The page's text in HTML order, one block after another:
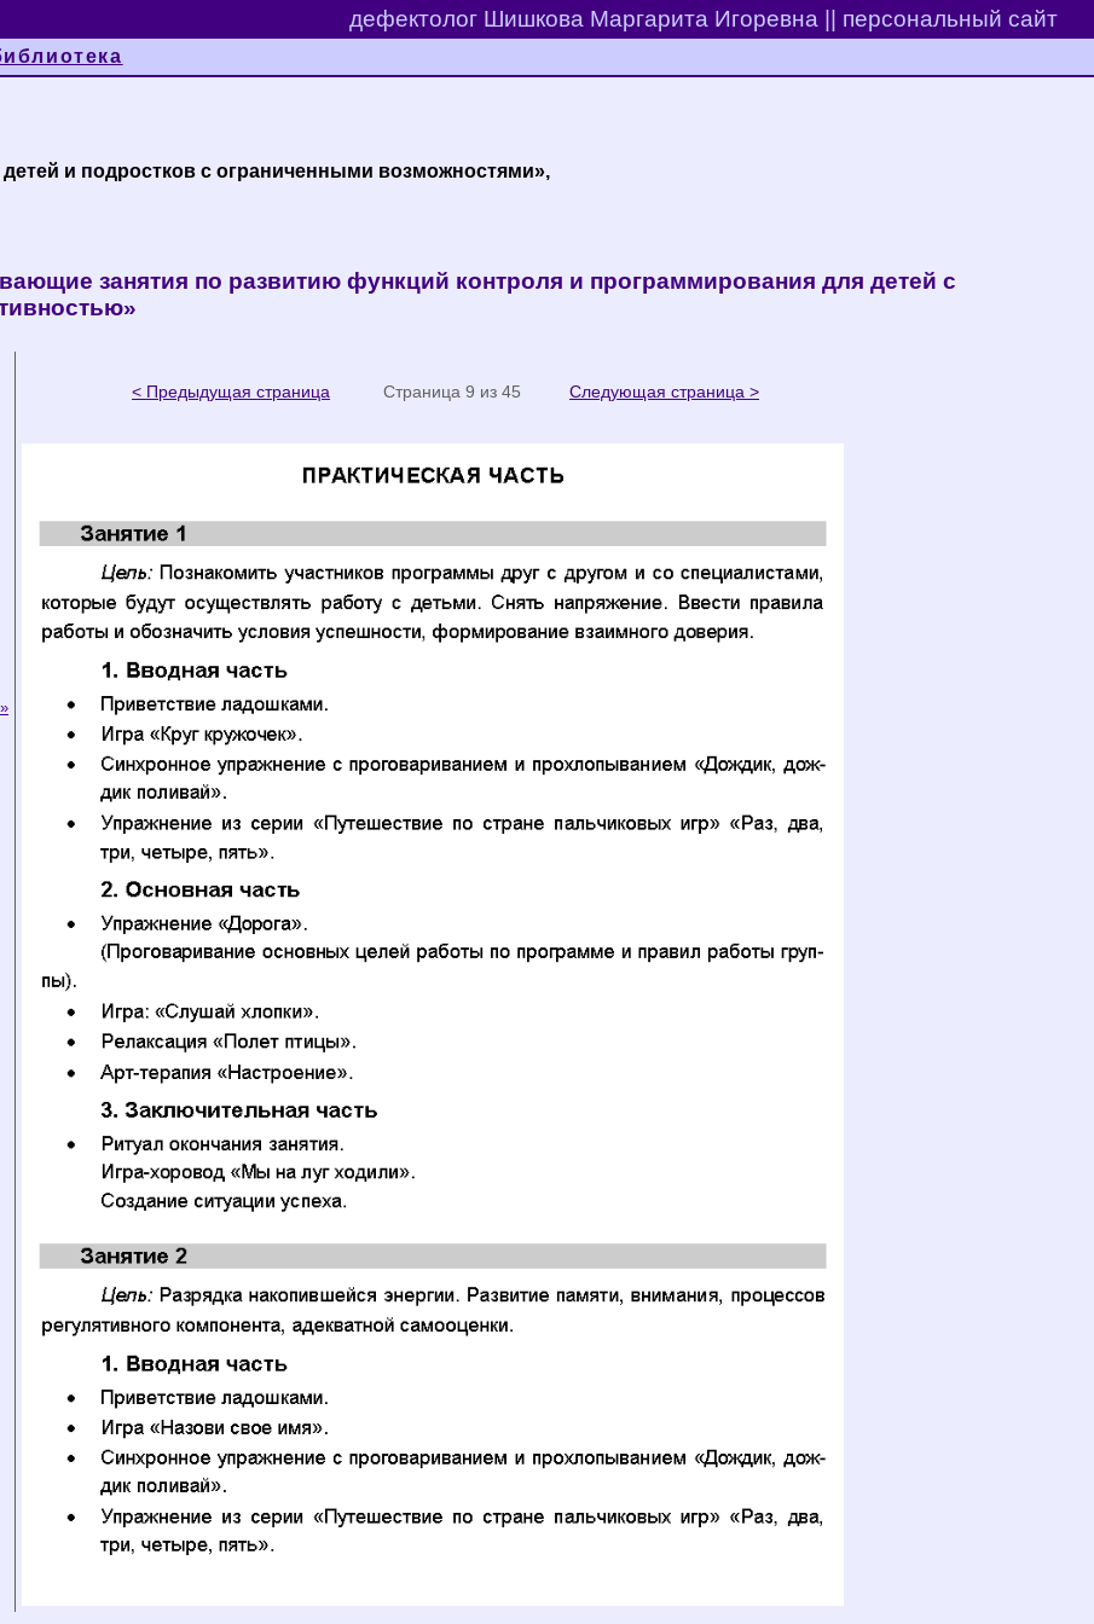
дефектолог Шишкова Маргарита Игоревна || персональный сайт
и подростков с ограниченными возможностями»,
занятия по развитию функций контроля и программирования для детей с
< Предыдущая страница Страница 9 из 45Следующая страница >